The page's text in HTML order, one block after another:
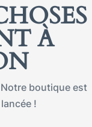
À
Notre boutique est
!